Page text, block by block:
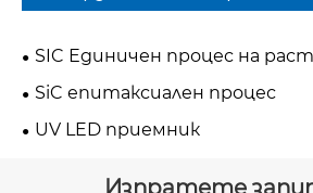
SIC Единичен процес на
резервни части
SiC епитаксиален процес
UV LED приемник